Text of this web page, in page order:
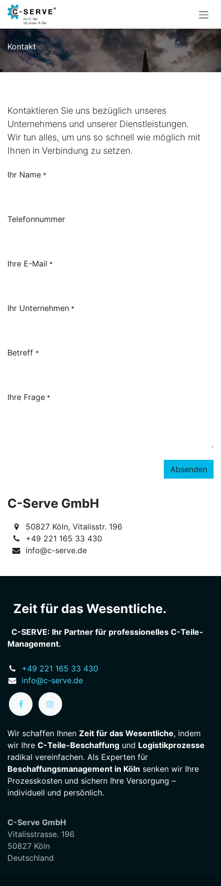
Zum Inhalt springen
Kontakt
Kontaktieren Sie uns bezüglich unseres
Unternehmens und unserer Dienstleistungen.
Wir tun alles, um uns so schnell wie möglich mit
Ihnen in Verbindung zu setzen.
Ihr Name *
Telefonnummer
Ihre E-Mail *
Ihr Unternehmen *
Betreff *
Ihre Frage *
Absenden
C-Serve GmbH
50827 Köln, Vitalisstr. 196
+49 221 165 33 430
info@c-serve.de
Zeit für das Wesentliche.
C-SERVE: Ihr Partner für professionelles C-Teile-
Management.
+49 221 165 33 430
info@c-serve.de
Wir schaffen Ihnen Zeit für das Wesentliche, indem
wir Ihre C-Teile-Beschaffung und Logistikprozesse
radikal vereinfachen. Als Experten für
Beschaffungsmanagement in Köln senken wir Ihre
Prozesskosten und sichern Ihre Versorgung –
individuell und persönlich.
C-Serve GmbH
Vitalisstrasse. 196
50827 Köln
Deutschland